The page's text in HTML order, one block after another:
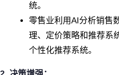
统。
零售业利用AI分析销售
理、定价策略和推荐系
个性化推荐系统。